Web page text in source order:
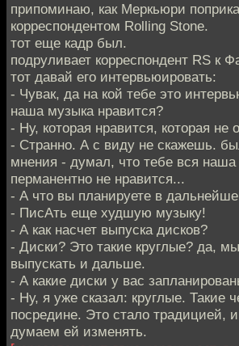
припоминаю, как Меркьюри
корреспондентом Rolling Stone.
тот еще кадр был.
подруливает корреспондент RS к
тот давай его интервьюировать:
- Чувак, да на кой тебе это
наша музыка нравится?
- Ну, которая нравится, которая не
- Странно. А с виду не скажешь.
мнения - думал, что тебе вся наша
перманентно не нравится...
- А что вы планируете в
- ПисАть еще худшую музыку!
- А как насчет выпуска дисков?
- Диски? Это такие круглые? да,
выпускать и дальше.
- А какие диски у вас
- Ну, я уже сказал: круглые. Такие
посредине. Это стало традицией,
думаем ей изменять.